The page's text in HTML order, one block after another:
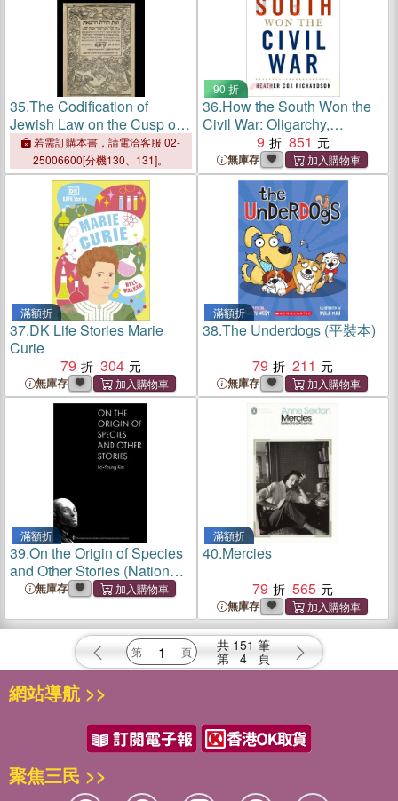
35.The Codification of
Jewish Law on the Cusp of
Modernity
若需訂購本書，請電洽客服 02-
25006600[分機130、131]。
90 折
36.How the South Won the
Civil War: Oligarchy,
Democracy, and the
Continuing Fight for the Soul
of America
9 851
無庫存
滿額折
37.DK Life Stories Marie
Curie
79
304
無庫存
滿額折
38.The Underdogs (平裝本)
79
211
無庫存
滿額折
39.On the Origin of Species
and Other Stories (National
Book Awards Longlist )
無庫存
滿額折
40.Mercies
79
565
無庫存
共 151 筆
第 4 頁
網站導航 >>
聚焦三民 >>